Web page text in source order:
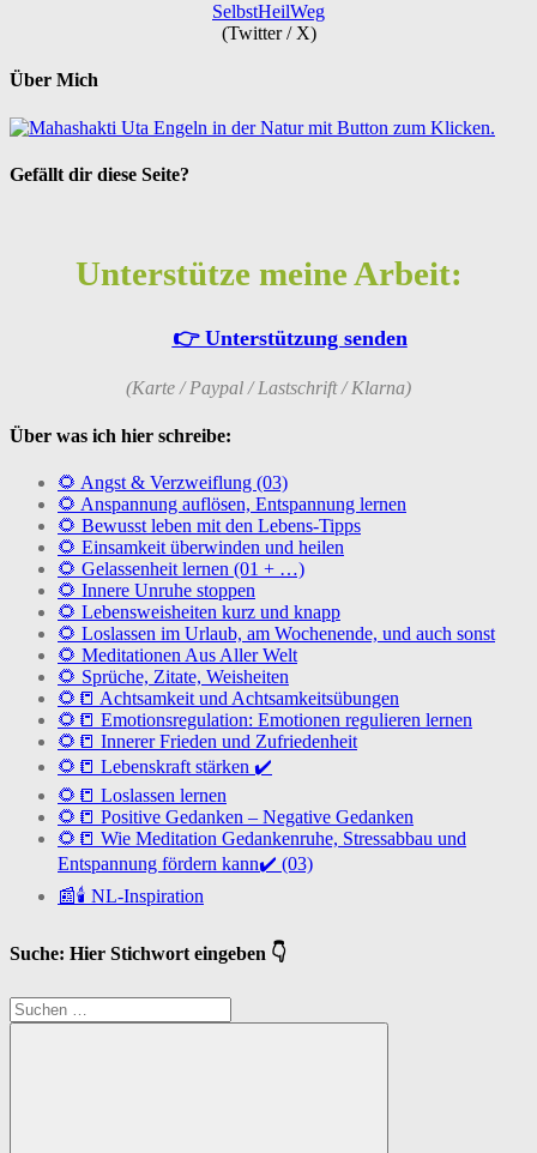
SelbstHeilWeg
(Twitter / X)
Über Mich
Gefällt dir diese Seite?
Unterstütze meine Arbeit:
👉 Unterstützung senden
(Karte / Paypal / Lastschrift / Klarna)
Über was ich hier schreibe:
🌻 Angst & Verzweiflung (03)
🌻 Anspannung auflösen, Entspannung lernen
🌻 Bewusst leben mit den Lebens-Tipps
🌻 Einsamkeit überwinden und heilen
🌻 Gelassenheit lernen (01 + …)
🌻 Innere Unruhe stoppen
🌻 Lebensweisheiten kurz und knapp
🌻 Loslassen im Urlaub, am Wochenende, und auch sonst
🌻 Meditationen Aus Aller Welt
🌻 Sprüche, Zitate, Weisheiten
🌻📒 Achtsamkeit und Achtsamkeitsübungen
🌻📒 Emotionsregulation: Emotionen regulieren lernen
🌻📒 Innerer Frieden und Zufriedenheit
🌻📒 Lebenskraft stärken ✔️
🌻📒 Loslassen lernen
🌻📒 Positive Gedanken – Negative Gedanken
🌻📒 Wie Meditation Gedankenruhe, Stressabbau und
Entspannung fördern kann✔️ (03)
📰🕯️ NL-Inspiration
Suche: Hier Stichwort eingeben 👇
Suchen
nach: